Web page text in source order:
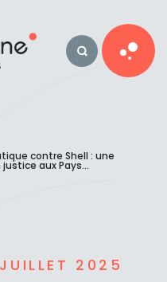
contre Shell : une
aux Pays...
2025